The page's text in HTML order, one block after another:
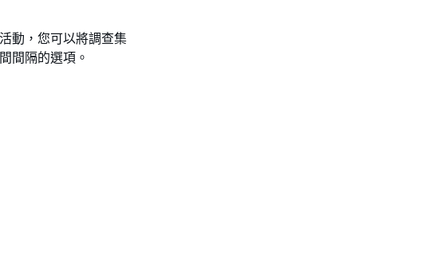
動，您可以將調查集
間隔的選項。